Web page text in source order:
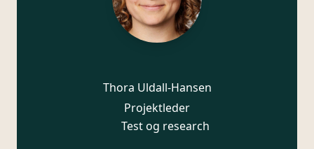
Thora Uldall-Hansen
Projektleder
Test og research